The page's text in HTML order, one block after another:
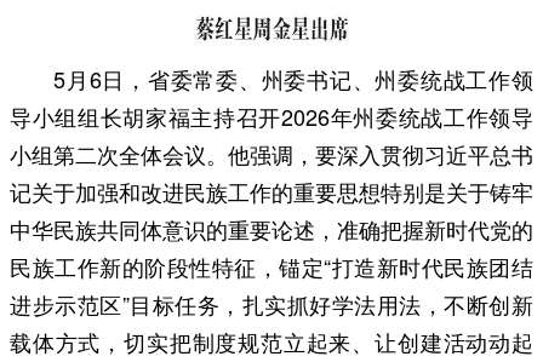
5月6日，省委常委、州委书记、州委统战工作领
导小组组长胡家福主持召开2026年州委统战工作领导
小组第二次全体会议。他强调，要深入贯彻习近平总书
记关于加强和改进民族工作的重要思想特别是关于铸牢
中华民族共同体意识的重要论述，准确把握新时代党的
民族工作新的阶段性特征，锚定“打造新时代民族团结
进步示范区”目标任务，扎实抓好学法用法，不断创新
载体方式，切实把制度规范立起来、让创建活动动起